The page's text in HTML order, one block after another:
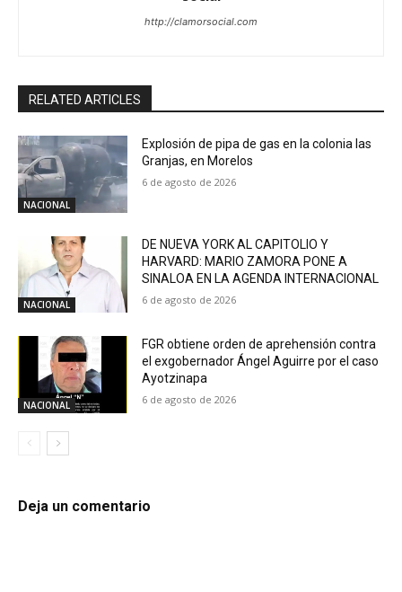
http://clamorsocial.com
RELATED ARTICLES
NACIONAL
Explosión de pipa de gas en la colonia las
Granjas, en Morelos
6 de agosto de 2026
NACIONAL
DE NUEVA YORK AL CAPITOLIO Y
HARVARD: MARIO ZAMORA PONE A
SINALOA EN LA AGENDA INTERNACIONAL
6 de agosto de 2026
NACIONAL
FGR obtiene orden de aprehensión contra
el exgobernador Ángel Aguirre por el caso
Ayotzinapa
6 de agosto de 2026
Deja un comentario